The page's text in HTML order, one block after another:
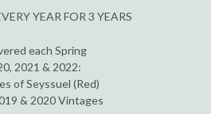
YEAR FOR 3 YEARS
each Spring
2021 & 2022:
of Seyssuel (Red)
& 2020 Vintages